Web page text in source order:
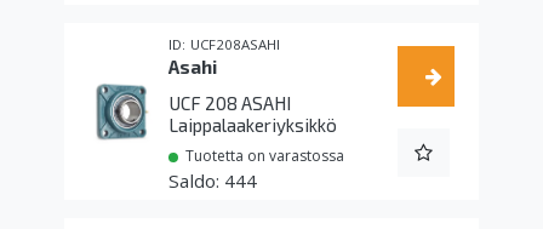
UCF208ASAHI
Asahi
UCF 208 ASAHI
Laippalaakeriyksikkö
Tuotetta on varastossa
444